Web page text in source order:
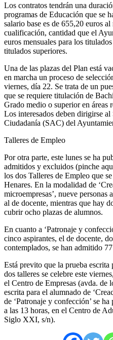
Los contratos tendrán una
programas de Educación que se
salario base es de 655,20 euros
cualificación, cantidad que el
euros mensuales para los
titulados superiores.
Una de las plazas del Plan está
en marcha un proceso de
viernes, día 22. Se trata de un
que se requiere titulación de
Grado medio o superior en áreas
Los interesados deben dirigirse
Ciudadanía (SAC) del
Talleres de Empleo
Por otra parte, este lunes se ha
admitidos y excluidos (pinche
los dos Talleres de Empleo que
Henares. En la modalidad de
microempresas’, nueve personas
al de docente, mientras que hay
cubrir ocho plazas de alumnos.
En cuanto a ‘Patronaje y
cinco aspirantes, el de docente,
contemplados, se han admitido
Está previto que la prueba escrita
dos talleres se celebre este
el Centro de Empresas (avda. de
escrita para el alumnado de
de ‘Patronaje y confección’ se
a las 13 horas, en el Centro de
Siglo XXI, s/n).